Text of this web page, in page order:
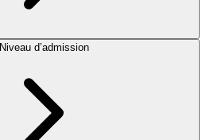
Niveau d’admission